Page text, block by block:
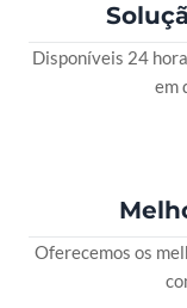
Disponíveis 24
em
Oferecemos os